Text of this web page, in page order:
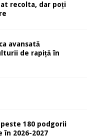
recolta, dar poți
avansată
de rapiță în
180 podgorii
2026-2027